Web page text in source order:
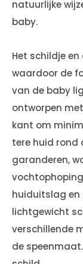
natuurlijke
baby.
Het schildje
waardoor de
van de baby
ontworpen
kant om
tere huid rond
garanderen,
huiduitslag en
lichtgewicht
verschillende
de